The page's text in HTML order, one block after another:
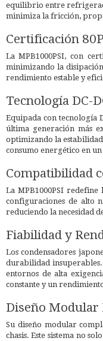
equilibrio entre
minimiza la fricción,
Certificación
La MPB1000PSI, con
minimizando la
rendimiento estable y
Tecnología DC-
Equipada con tecnología
última generación más
optimizando la
consumo energético en
Compatibilidad
La MPB1000PSI
configuraciones de alto
reduciendo la necesidad
Fiabilidad y
Los condensadores
durabilidad
entornos de alta
constante y un
Diseño Modular
Su diseño modular
chasis. Este sistema no